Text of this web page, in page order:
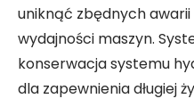
uniknąć zbędnych
wydajności maszyn.
konserwacja systemu
dla zapewnienia długiej